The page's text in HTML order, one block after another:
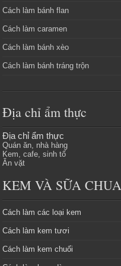
Cách làm bánh flan
Cách làm caramen
Cách làm bánh xèo
Cách làm bánh tráng trộn
Địa chỉ ẩm thực
Địa chỉ ẩm thực
Quán ăn, nhà hàng
Kem, cafe, sinh tố
Ăn vặt
KEM VÀ SỮA CHUA
Cách làm các loại kem
Cách làm kem tươi
Cách làm kem chuối